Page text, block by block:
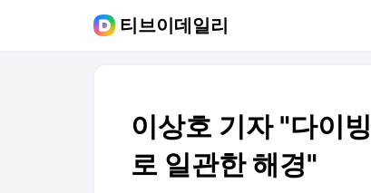
티브이데일리
이상호 기자 "다이
로 일관한 해경"